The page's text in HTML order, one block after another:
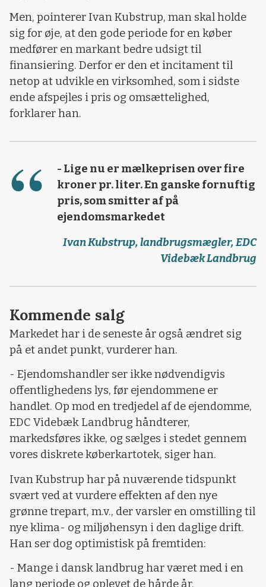
Men, pointerer Ivan Kubstrup, man skal holde
sig for øje, at den gode periode for en køber
medfører en markant bedre udsigt til
finansiering. Derfor er den et incitament til
netop at udvikle en virksomhed, som i sidste
ende afspejles i pris og omsættelighed,
forklarer han.
- Lige nu er mælkeprisen over fire
kroner pr. liter. En ganske fornuftig
pris, som smitter af på
ejendomsmarkedet
Ivan Kubstrup, landbrugsmægler, EDC
Videbæk Landbrug
Kommende salg
Markedet har i de seneste år også ændret sig
på et andet punkt, vurderer han.
- Ejendomshandler ser ikke nødvendigvis
offentlighedens lys, før ejendommene er
handlet. Op mod en tredjedel af de ejendomme,
EDC Videbæk Landbrug håndterer,
markedsføres ikke, og sælges i stedet gennem
vores diskrete køberkartotek, siger han.
Ivan Kubstrup har på nuværende tidspunkt
svært ved at vurdere effekten af den nye
grønne trepart, m.v., der varsler en omstilling til
nye klima- og miljøhensyn i den daglige drift.
Han ser dog optimistisk på fremtiden:
- Mange i dansk landbrug har været med i en
lang periode og oplevet de hårde år.